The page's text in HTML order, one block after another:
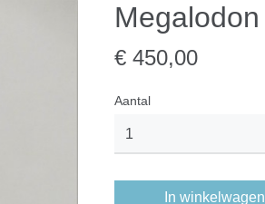
Megalodon
€ 450,00
Aantal
In winkelwagen